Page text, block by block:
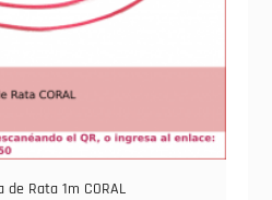
de Rata 1m CORAL